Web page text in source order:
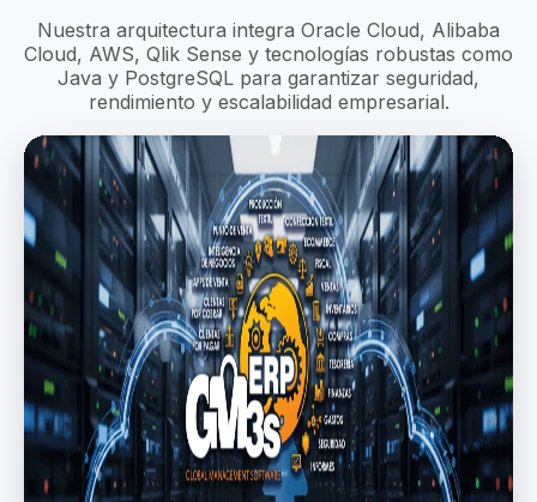
Nuestra arquitectura integra Oracle Cloud, Alibaba
Cloud, AWS, Qlik Sense y tecnologías robustas como
Java y PostgreSQL para garantizar seguridad,
rendimiento y escalabilidad empresarial.